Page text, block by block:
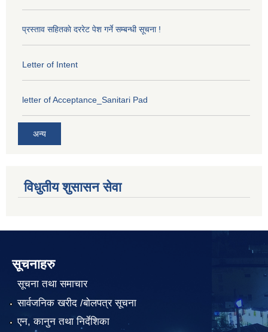
प्रस्ताव सहितकाे दररेट पेश गर्ने सम्बन्धी सूचना !
Letter of Intent
letter of Acceptance_Sanitari Pad
अन्य
विधुतीय शुसासन सेवा
सूचनाहरु
सूचना तथा समाचार
सार्वजनिक खरीद /बोलपत्र सूचना
एन, कानुन तथा निर्देशिका